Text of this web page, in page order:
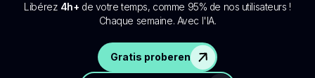
Libérez 4h+ de votre temps, comme 95% de nos utilisateurs !
Chaque semaine. Avec l'IA.
Gratis proberen